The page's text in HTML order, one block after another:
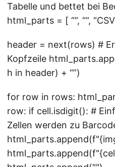
Tabelle und bettet bei
html_parts = [ “”, “”, “
header = next(rows) #
Kopfzeile
h in header) + “”)
for row in rows:
row: if cell.isdigit(): #
Zellen werden zu
html_parts.append(f"
html_parts.append(f"